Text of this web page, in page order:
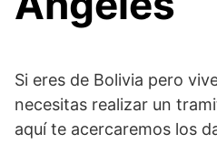
Si eres de Bolivia pero
necesitas realizar un
aquí te acercaremos los